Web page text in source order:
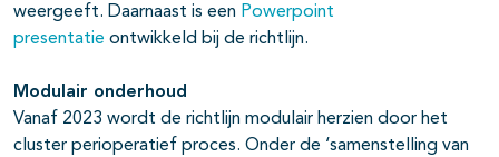
weergeeft. Daarnaast is een Powerpoint
presentatie ontwikkeld bij de richtlijn.
Modulair onderhoud
Vanaf 2023 wordt de richtlijn modulair herzien door het
cluster perioperatief proces. Onder de ‘samenstelling van